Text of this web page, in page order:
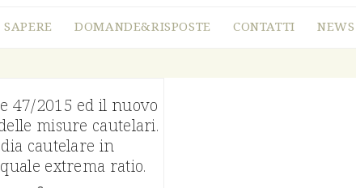
DOMANDE&RISPOSTE CONTATTI NEWS
47/2015 ed il nuovo
misure cautelari.
cautelare in
extrema ratio.